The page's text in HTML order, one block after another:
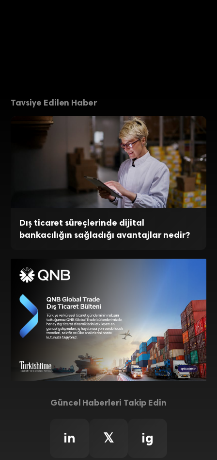
Tavsiye Edilen Haber
Dış ticaret süreçlerinde dijital
bankacılığın sağladığı avantajlar nedir?
Güncel Haberleri Takip Edin
in 𝕏 ig